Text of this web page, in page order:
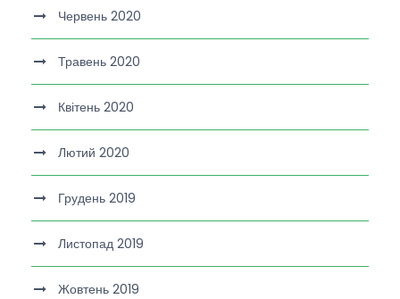
Червень 2020
Травень 2020
Квітень 2020
Лютий 2020
Грудень 2019
Листопад 2019
Жовтень 2019